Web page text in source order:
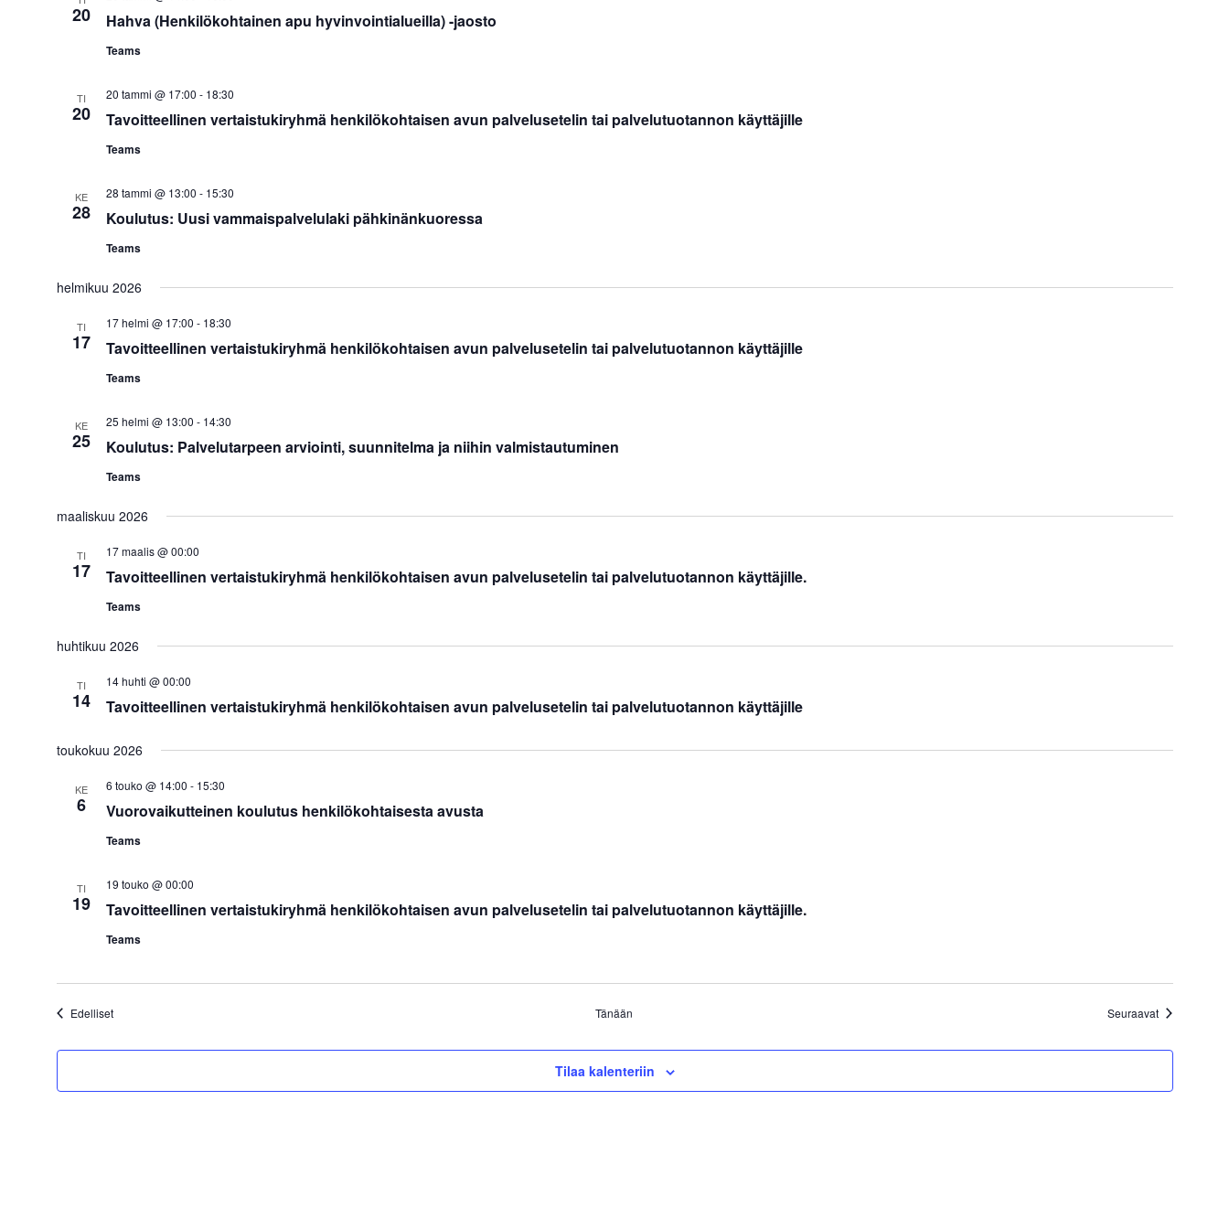
20 Hahva (Henkilökohtainen apu hyvinvointialueilla) -jaosto
Teams
TI
20 Tavoitteellinen vertaistukiryhmä henkilökohtaisen avun palvelusetelin tai palvelutuotannon käyttäjille
20 tammi @ 17:00 - 18:30
Teams
KE
28 Koulutus: Uusi vammaispalvelulaki pähkinänkuoressa
28 tammi @ 13:00 - 15:30
Teams
helmikuu 2026
TI
17 Tavoitteellinen vertaistukiryhmä henkilökohtaisen avun palvelusetelin tai palvelutuotannon käyttäjille
17 helmi @ 17:00 - 18:30
Teams
KE
25 Koulutus: Palvelutarpeen arviointi, suunnitelma ja niihin valmistautuminen
25 helmi @ 13:00 - 14:30
Teams
maaliskuu 2026
TI
17 Tavoitteellinen vertaistukiryhmä henkilökohtaisen avun palvelusetelin tai palvelutuotannon käyttäjille.
17 maalis @ 00:00
Teams
huhtikuu 2026
TI
14 Tavoitteellinen vertaistukiryhmä henkilökohtaisen avun palvelusetelin tai palvelutuotannon käyttäjille
14 huhti @ 00:00
toukokuu 2026
KE
6 Vuorovaikutteinen koulutus henkilökohtaisesta avusta
6 touko @ 14:00 - 15:30
Teams
TI
19 Tavoitteellinen vertaistukiryhmä henkilökohtaisen avun palvelusetelin tai palvelutuotannon käyttäjille.
19 touko @ 00:00
Teams
EdellisetTapahtumat Tänään SeuraavatTapahtumat
Tilaa kalenteriin